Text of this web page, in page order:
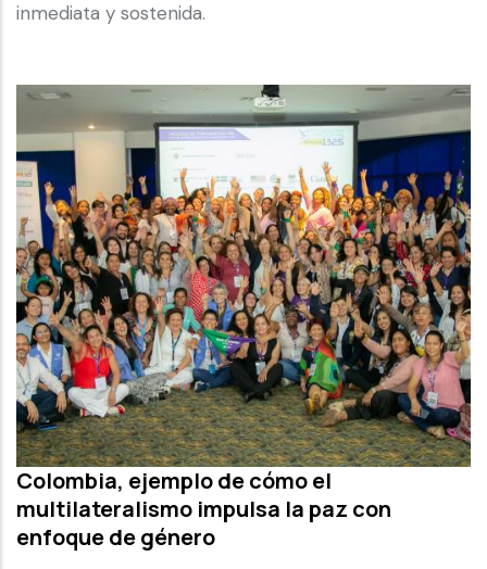
inmediata y sostenida.
Colombia, ejemplo de cómo el
multilateralismo impulsa la paz con
enfoque de género